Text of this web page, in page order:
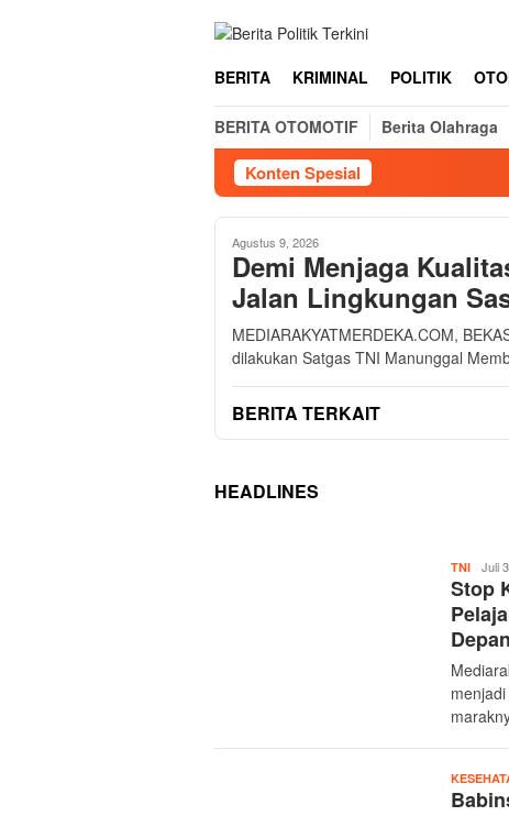
BERITA KRIMINAL POLITIK
BERITA OTOMOTIF Berita Olahraga
Konten Spesial
Agustus 9, 2026
Demi Menjaga
Jalan Lingkungan
MEDIARAKYATMERDEKA.COM,
dilakukan Satgas TNI Manunggal
BERITA TERKAIT
HEADLINES
TNI Juli
Stop
Depan